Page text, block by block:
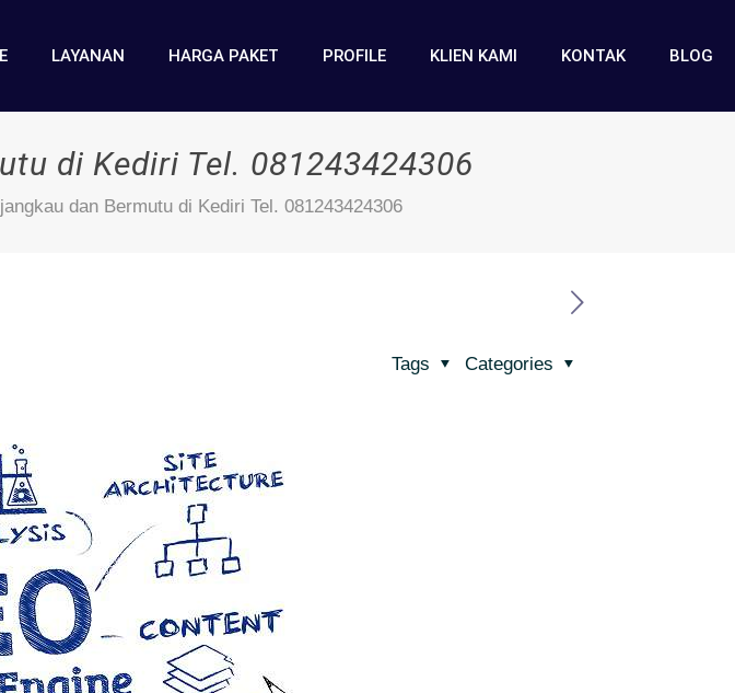
LAYANAN HARGA PAKET PROFILE KLIEN KAMI KONTAK BLOG
di Kediri Tel. 081243424306
dan Bermutu di Kediri Tel. 081243424306
Categories
Tags